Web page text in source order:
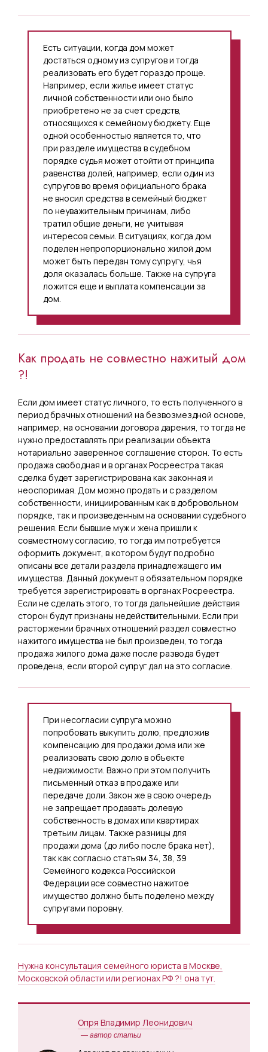
Есть ситуации, когда дом может
достаться одному из супругов и тогда
реализовать его будет гораздо проще.
Например, если жилье имеет статус
личной собственности или оно было
приобретено не за счет средств,
относящихся к семейному бюджету. Еще
одной особенностью является то, что
при разделе имущества в судебном
порядке судья может отойти от принципа
равенства долей, например, если один из
супругов во время официального брака
не вносил средства в семейный бюджет
по неуважительным причинам, либо
тратил общие деньги, не учитывая
интересов семьи. В ситуациях, когда дом
поделен непропорционально жилой дом
может быть передан тому супругу, чья
доля оказалась больше. Также на супруга
ложится еще и выплата компенсации за
дом.
Как продать не совместно нажитый дом
?!
Если дом имеет статус личного, то есть полученного в
период брачных отношений на безвозмездной основе,
например, на основании договора дарения, то тогда не
нужно предоставлять при реализации объекта
нотариально заверенное соглашение сторон. То есть
продажа свободная и в органах Росреестра такая
сделка будет зарегистрирована как законная и
неоспоримая. Дом можно продать и с разделом
собственности, инициированным как в добровольном
порядке, так и произведенным на основании судебного
решения. Если бывшие муж и жена пришли к
совместному согласию, то тогда им потребуется
оформить документ, в котором будут подробно
описаны все детали раздела принадлежащего им
имущества. Данный документ в обязательном порядке
требуется зарегистрировать в органах Росреестра.
Если не сделать этого, то тогда дальнейшие действия
сторон будут признаны недействительными. Если при
расторжении брачных отношений раздел совместно
нажитого имущества не был произведен, то тогда
продажа жилого дома даже после развода будет
проведена, если второй супруг дал на это согласие.
При несогласии супруга можно
попробовать выкупить долю, предложив
компенсацию для продажи дома или же
реализовать свою долю в объекте
недвижимости. Важно при этом получить
письменный отказ в продаже или
передаче доли. Закон же в свою очередь
не запрещает продавать долевую
собственность в домах или квартирах
третьим лицам. Также разницы для
продажи дома (до либо после брака нет),
так как согласно статьям 34, 38, 39
Семейного кодекса Российской
Федерации все совместно нажитое
имущество должно быть поделено между
супругами поровну.
Нужна консультация семейного юриста в Москве,
Московской области или регионах РФ ?! она тут.
Опря Владимир Леонидович
— автор статьи